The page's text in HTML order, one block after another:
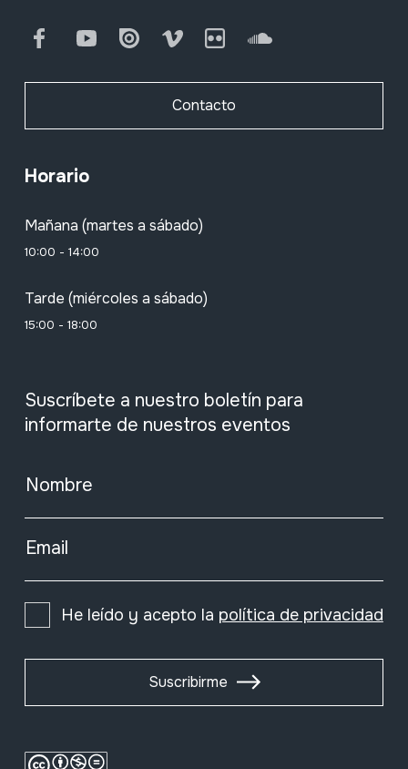
FacebookYoutube Issuu Vimeo Flickr SoundCloud
Contacto
Horario
Mañana (martes a sábado)
10:00 - 14:00
Tarde (miércoles a sábado)
15:00 - 18:00
Suscríbete a nuestro boletín para
informarte de nuestros eventos
Nombre
Email
He leído y acepto la política de privacidad
Suscribirme